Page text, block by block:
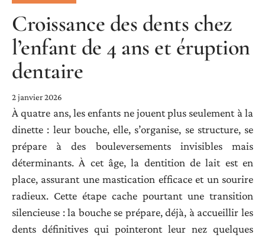
Croissance des dents chez
l’enfant de 4 ans et éruption
dentaire
2 janvier 2026
À quatre ans, les enfants ne jouent plus seulement à la
dinette : leur bouche, elle, s’organise, se structure, se
prépare à des bouleversements invisibles mais
déterminants. À cet âge, la dentition de lait est en
place, assurant une mastication efficace et un sourire
radieux. Cette étape cache pourtant une transition
silencieuse : la bouche se prépare, déjà, à accueillir les
dents définitives qui pointeront leur nez quelques